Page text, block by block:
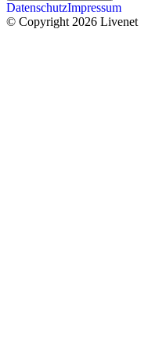
DatenschutzImpressum
© Copyright 2026 Livenet